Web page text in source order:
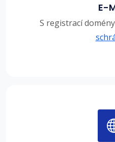
E-
S registrací